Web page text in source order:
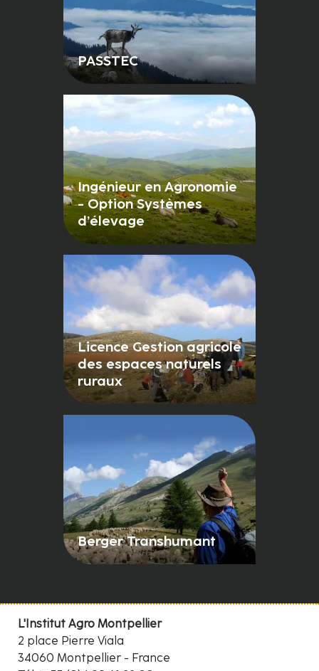
PASSTEC
Ingénieur en Agronomie
- Option Systèmes
d’élevage
Licence Gestion agricole
des espaces naturels
ruraux
Berger Transhumant
L'Institut Agro Montpellier
2 place Pierre Viala
34060 Montpellier - France